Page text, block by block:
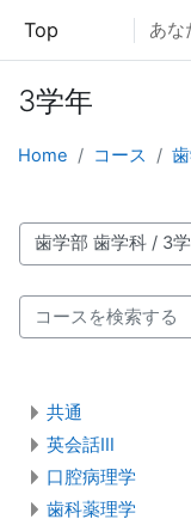
Top あな
3学年
Home コース
コースカテゴリ
コースを検索する
共通
英会話Ⅲ
口腔病理学
歯科薬理学